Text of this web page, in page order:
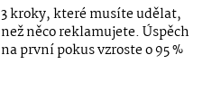
3 kroky, které musíte udělat,
než něco reklamujete. Úspěch
na první pokus vzroste o 95 %